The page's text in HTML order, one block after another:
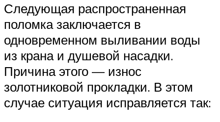
Следующая распространенная
поломка заключается в
одновременном выливании воды
из крана и душевой насадки.
Причина этого — износ
золотниковой прокладки. В этом
случае ситуация исправляется так: